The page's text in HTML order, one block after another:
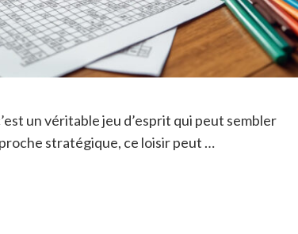
un véritable jeu d’esprit qui peut sembler
stratégique, ce loisir peut …